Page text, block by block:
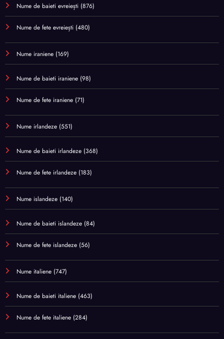
Nume de baieti evreiești (876)
Nume de fete evreiești (480)
Nume iraniene (169)
Nume de baieti iraniene (98)
Nume de fete iraniene (71)
Nume irlandeze (551)
Nume de baieti irlandeze (368)
Nume de fete irlandeze (183)
Nume islandeze (140)
Nume de baieti islandeze (84)
Nume de fete islandeze (56)
Nume italiene (747)
Nume de baieti italiene (463)
Nume de fete italiene (284)